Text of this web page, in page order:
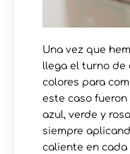
Una vez que
llega el turno de
colores para
este caso
azul, verde y
siempre
caliente en cada